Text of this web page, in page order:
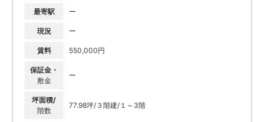
最寄駅 ー
現況 ー
賃料 550,000円
保証金・
敷金
ー
坪面積/
階数
77.98坪/３階建/１～3階